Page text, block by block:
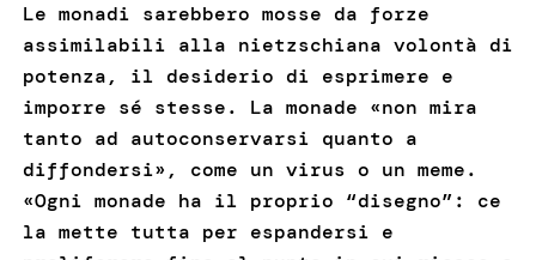
Le monadi sarebbero mosse da forze
assimilabili alla nietzschiana volontà di
potenza, il desiderio di esprimere e
imporre sé stesse. La monade «non mira
tanto ad autoconservarsi quanto a
diffondersi», come un virus o un meme.
«Ogni monade ha il proprio “disegno”: ce
la mette tutta per espandersi e